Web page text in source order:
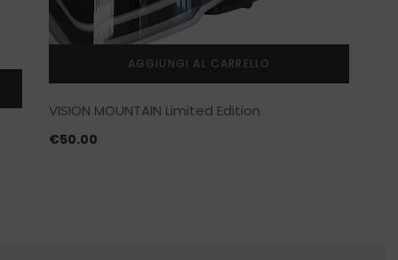
AGGIUNGI AL CARRELLO
VISION MOUNTAIN Limited Edition
€50.00